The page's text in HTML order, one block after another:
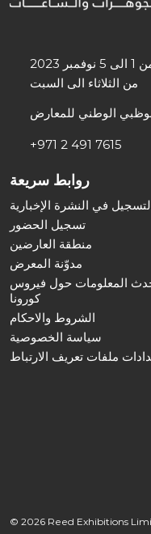
5 نوفمبر 2023
من الثلاثاء الى السبت
الوطني للمعارض
+971 2 491 7615
روابط سريعة
في النشرة الإخبارية
تسجيل الحضور
منطقة العارضين
مدوّنة المعرض
المعلومات حول فيروس
كورونا
الشروط والاحكام
سياسة الخصوصية
ملفات تعريف الارتباط
© 2026 Reed Exhibitions